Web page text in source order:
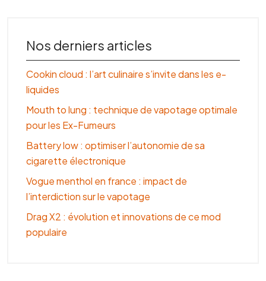
Nos derniers articles
Cookin cloud : l’art culinaire s’invite dans les e-
liquides
Mouth to lung : technique de vapotage optimale
pour les Ex-Fumeurs
Battery low : optimiser l’autonomie de sa
cigarette électronique
Vogue menthol en france : impact de
l’interdiction sur le vapotage
Drag X2 : évolution et innovations de ce mod
populaire